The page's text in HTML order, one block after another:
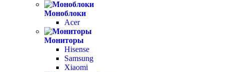
Моноблоки
Acer
Мониторы
Hisense
Samsung
Xiaomi